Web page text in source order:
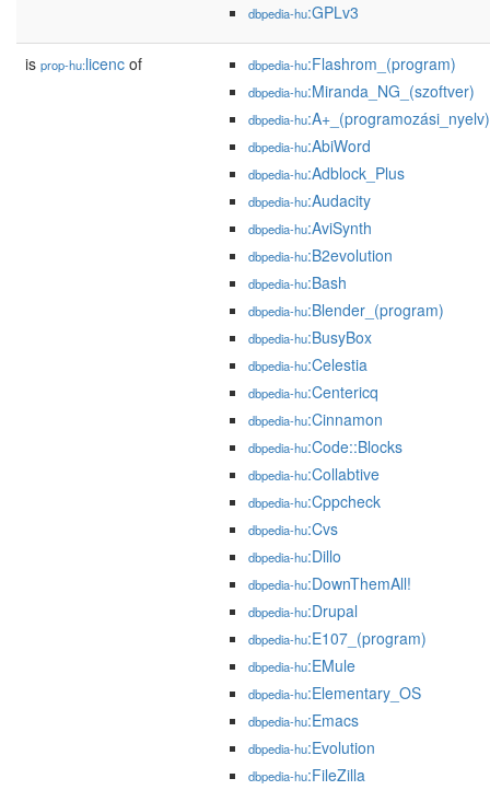
dbpedia-hu:GPLv3
is prop-hu:licenc of dbpedia-hu:Flashrom_(program)
dbpedia-hu:Miranda_NG_(szoftver)
dbpedia-hu:A+_(programozási_nyelv)
dbpedia-hu:AbiWord
dbpedia-hu:Adblock_Plus
dbpedia-hu:Audacity
dbpedia-hu:AviSynth
dbpedia-hu:B2evolution
dbpedia-hu:Bash
dbpedia-hu:Blender_(program)
dbpedia-hu:BusyBox
dbpedia-hu:Celestia
dbpedia-hu:Centericq
dbpedia-hu:Cinnamon
dbpedia-hu:Code::Blocks
dbpedia-hu:Collabtive
dbpedia-hu:Cppcheck
dbpedia-hu:Cvs
dbpedia-hu:Dillo
dbpedia-hu:DownThemAll!
dbpedia-hu:Drupal
dbpedia-hu:E107_(program)
dbpedia-hu:EMule
dbpedia-hu:Elementary_OS
dbpedia-hu:Emacs
dbpedia-hu:Evolution
dbpedia-hu:FileZilla